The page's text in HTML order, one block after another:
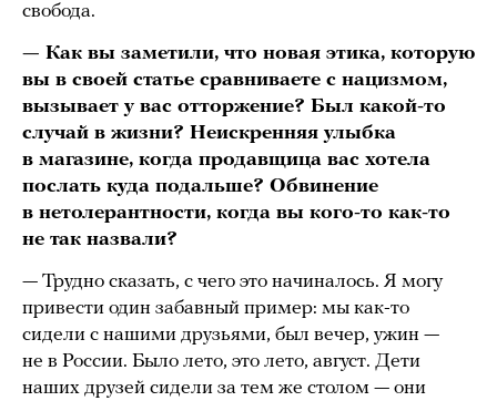
свобода.
— Как вы заметили, что новая этика, которую
вы в своей статье сравниваете с нацизмом,
вызывает у вас отторжение? Был какой-то
случай в жизни? Неискренняя улыбка
в магазине, когда продавщица вас хотела
послать куда подальше? Обвинение
в нетолерантности, когда вы кого-то как-то
не так назвали?
— Трудно сказать, с чего это начиналось. Я могу
привести один забавный пример: мы как-то
сидели с нашими друзьями, был вечер, ужин —
не в России. Было лето, это лето, август. Дети
наших друзей сидели за тем же столом — они